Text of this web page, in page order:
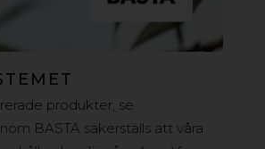
produkter, se
BASTA säkerställs att våra